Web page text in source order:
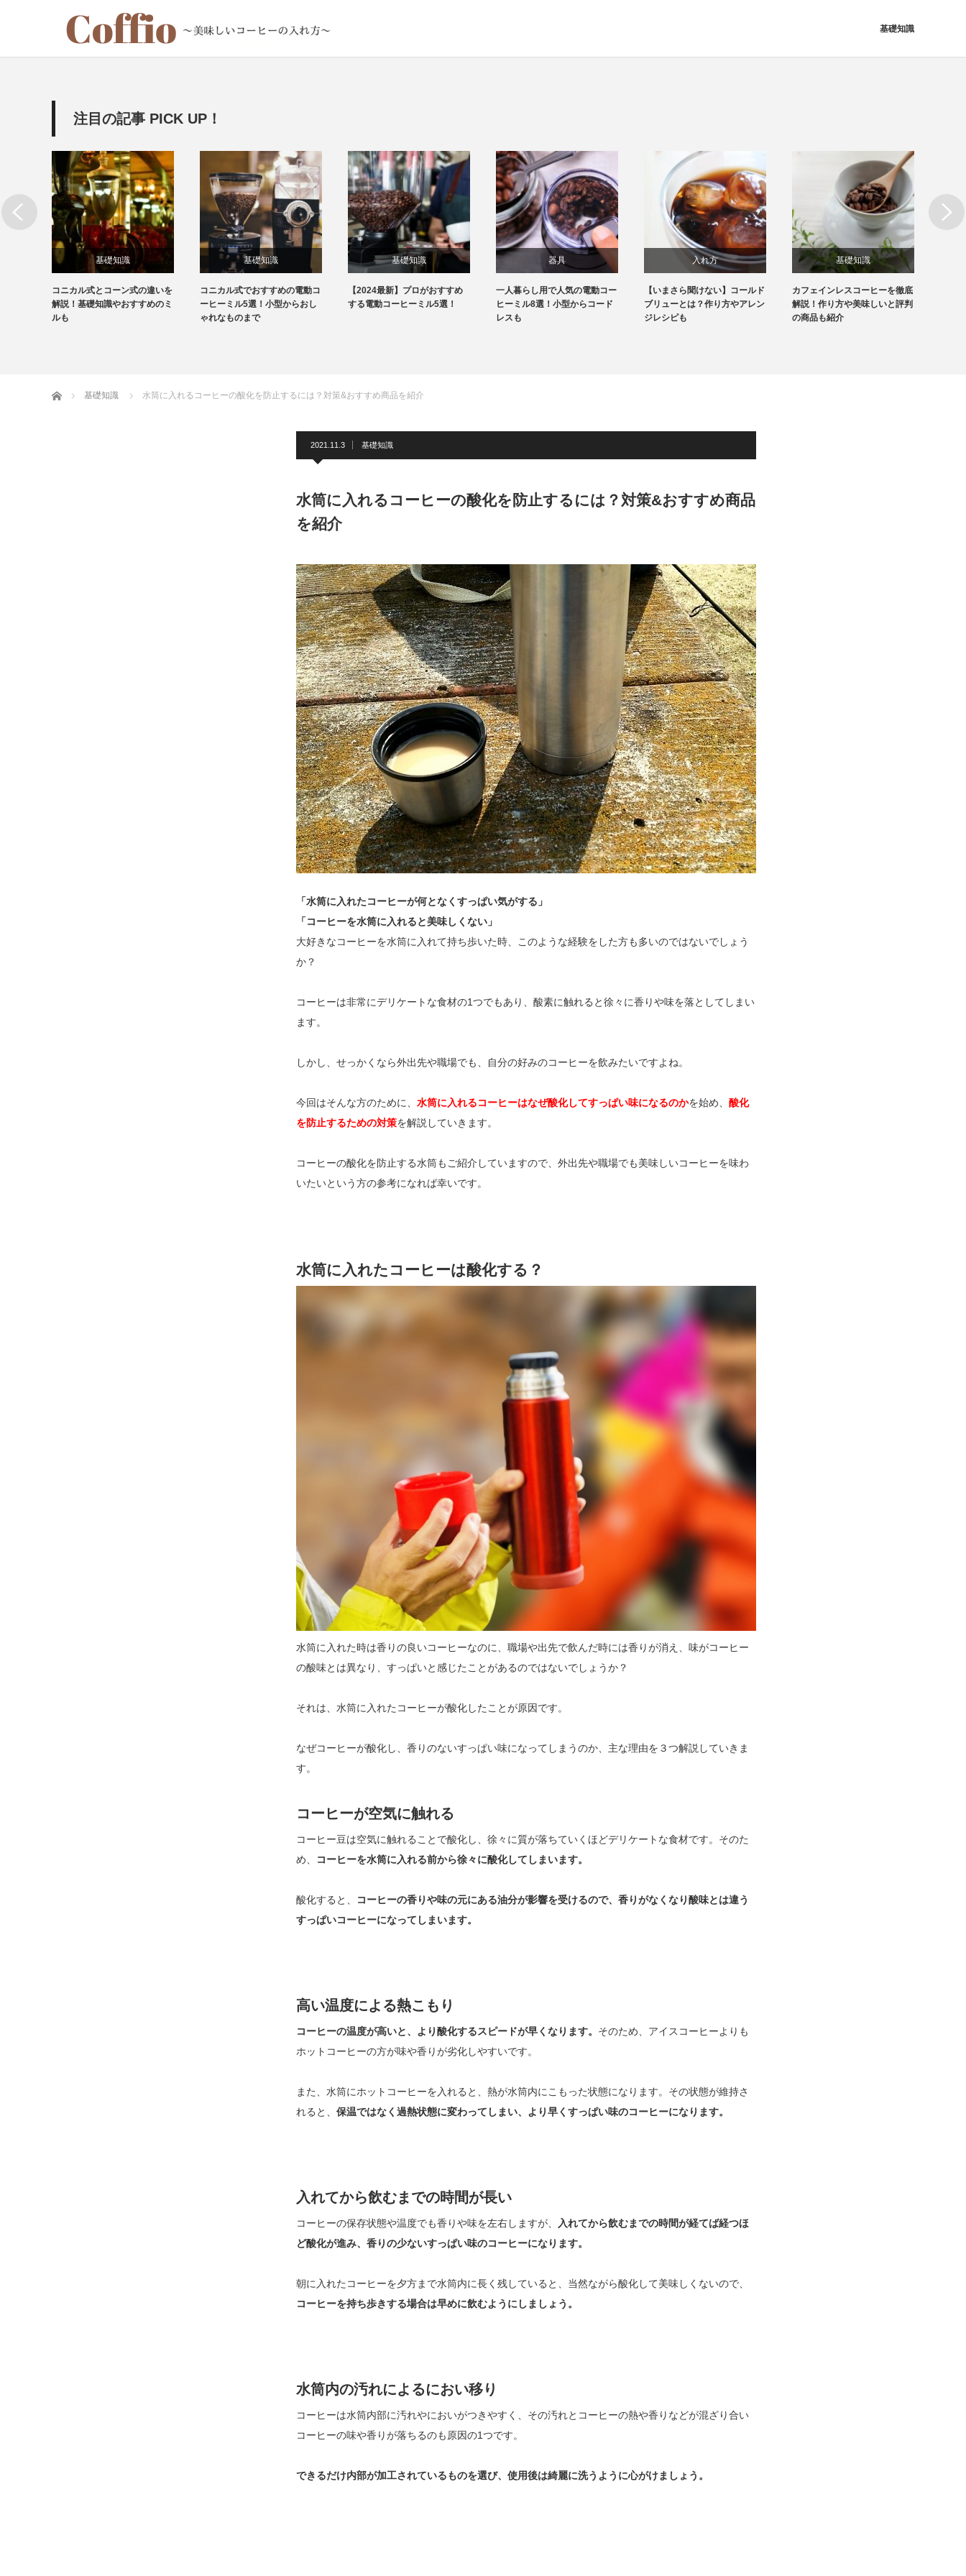
基礎知識
注目の記事 PICK UP！
基礎知識
コニカル式とコーン式の違いを
解説！基礎知識やおすすめのミ
ルも
基礎知識
コニカル式でおすすめの電動コ
ーヒーミル5選！小型からおし
ゃれなものまで
基礎知識
【2024最新】プロがおすすめ
する電動コーヒーミル5選！
器具
基礎知識
一人暮らし用で人気の電動コー
ヒーミル8選！小型からコード
レスも
入れ方
基礎知識
【いまさら聞けない】コールド
ブリューとは？作り方やアレン
ジレシピも
基礎知識
カフェインレスコーヒーを徹底
解説！作り方や美味しいと評判
の商品も紹介
Next
ホーム 基礎知識 水筒に入れるコーヒーの酸化を防止するには？対策&おすすめ商品を紹介
2021.11.3 基礎知識
水筒に入れるコーヒーの酸化を防止するには？対策&おすすめ商品
を紹介
「水筒に入れたコーヒーが何となくすっぱい気がする」
「コーヒーを水筒に入れると美味しくない」
大好きなコーヒーを水筒に入れて持ち歩いた時、このような経験をした方も多いのではないでしょう
か？
コーヒーは非常にデリケートな食材の1つでもあり、酸素に触れると徐々に香りや味を落としてしまい
ます。
しかし、せっかくなら外出先や職場でも、自分の好みのコーヒーを飲みたいですよね。
今回はそんな方のために、 水筒に入れるコーヒーはなぜ酸化してすっぱい味になるのかを始め、 酸化
を防止するための対策を解説していきます。
コーヒーの酸化を防止する水筒もご紹介していますので、外出先や職場でも美味しいコーヒーを味わ
いたいという方の参考になれば幸いです。
水筒に入れたコーヒーは酸化する？
水筒に入れた時は香りの良いコーヒーなのに、職場や出先で飲んだ時には香りが消え、味がコーヒー
の酸味とは異なり、すっぱいと感じたことがあるのではないでしょうか？
それは、水筒に入れたコーヒーが酸化したことが原因です。
なぜコーヒーが酸化し、香りのないすっぱい味になってしまうのか、主な理由を３つ解説していきま
す。
コーヒーが空気に触れる
コーヒー豆は空気に触れることで酸化し、徐々に質が落ちていくほどデリケートな食材です。そのた
め、
コーヒーを水筒に入れる前から徐々に酸化してしまいます。
酸化すると、
コーヒーの香りや味の元にある油分が影響を受けるので、香りがなくなり酸味とは違う
すっぱいコーヒーになってしまいます。
高い温度による熱こもり
コーヒーの温度が高いと、より酸化するスピードが早くなります。 そのため、アイスコーヒーよりも
ホットコーヒーの方が味や香りが劣化しやすいです。
また、水筒にホットコーヒーを入れると、熱が水筒内にこもった状態になります。その状態が維持さ
れると、 保温ではなく過熱状態に変わってしまい、より早くすっぱい味のコーヒーになります。
入れてから飲むまでの時間が長い
コーヒーの保存状態や温度でも香りや味を左右しますが、
入れてから飲むまでの時間が経てば経つほ
ど酸化が進み、香りの少ないすっぱい味のコーヒーになります。
朝に入れたコーヒーを夕方まで水筒内に長く残していると、当然ながら酸化して美味しくないので、
コーヒーを持ち歩きする場合は早めに飲むようにしましょう。
水筒内の汚れによるにおい移り
コーヒーは水筒内部に汚れやにおいがつきやすく、その汚れとコーヒーの熱や香りなどが混ざり合い
コーヒーの味や香りが落ちるのも原因の1つです。
できるだけ内部が加工されているものを選び、使用後は綺麗に洗うように心がけましょう。